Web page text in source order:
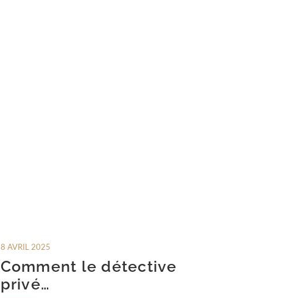
8 AVRIL 2025
Comment le détective
privé…